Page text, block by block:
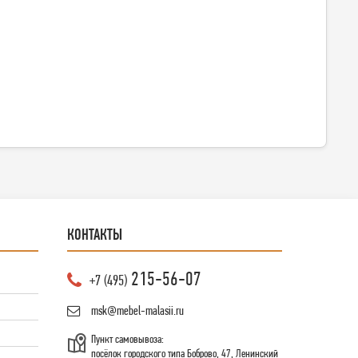
КОНТАКТЫ
+7 (495)215-56-07
msk@mebel-malasii.ru
Пункт самовывоза:
посёлок городского типа Боброво, 47, Ленинский